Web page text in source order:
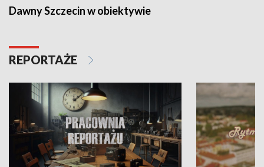
Dawny Szczecin w obiektywie
REPORTAŻE